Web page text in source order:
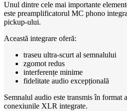
Unul dintre cele mai importante
este preamplificatorul MC phono
pickup-ului.
Această integrare oferă:
traseu ultra-scurt al semnalului
zgomot redus
interferențe minime
fidelitate audio excepțională
Semnalul audio este transmis în format
conexiunile XLR integrate.